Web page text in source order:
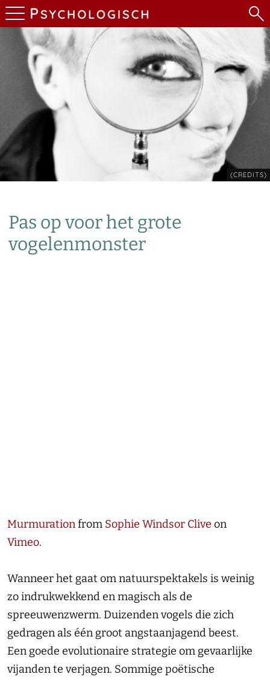
(CREDITS)
Pas op voor het grote
vogelenmonster
Murmurationfrom Sophie Windsor Clive on
Vimeo.
Wanneer het gaat om natuurspektakels is weinig
zo indrukwekkend en magisch als de
spreeuwenzwerm. Duizenden vogels die zich
gedragen als één groot angstaanjagend beest.
Een goede evolutionaire strategie om gevaarlijke
vijanden te verjagen. Sommige poëtische